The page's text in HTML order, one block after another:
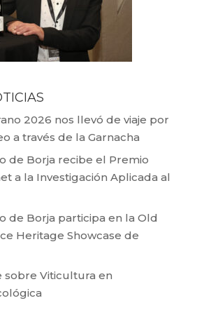
2026 nos llevó de viaje por
a través de la Garnacha
de Borja recibe el Premio
a la Investigación Aplicada al
de Borja participa en la Old
Heritage Showcase de
sobre Viticultura en